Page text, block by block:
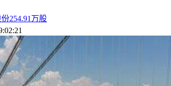
254.91万股